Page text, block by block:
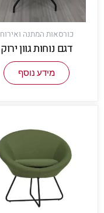
כורסאות המתנה ואירוח
דגם נוחות גוון ירוק
מידע נוסף